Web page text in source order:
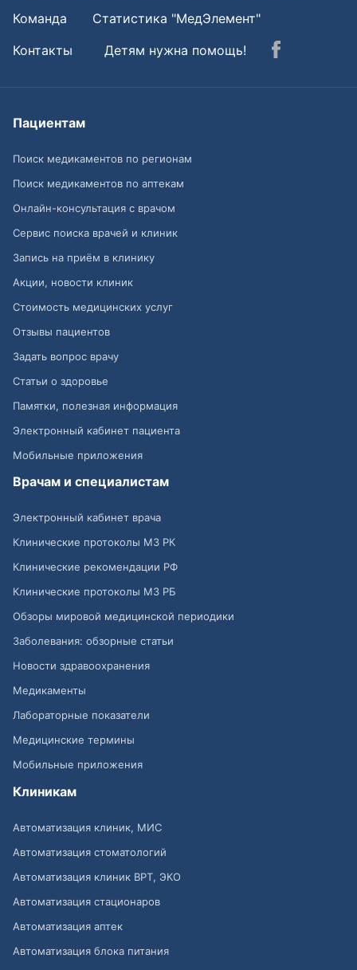
Команда
Статистика "МедЭлемент"
Контакты
Детям нужна помощь!
Пациентам
Поиск медикаментов по регионам
Поиск медикаментов по аптекам
Онлайн-консультация с врачом
Сервис поиска врачей и клиник
Запись на приём в клинику
Акции, новости клиник
Стоимость медицинских услуг
Отзывы пациентов
Задать вопрос врачу
Статьи о здоровье
Памятки, полезная информация
Электронный кабинет пациента
Мобильные приложения
Врачам и специалистам
Электронный кабинет врача
Клинические протоколы МЗ РК
Клинические рекомендации РФ
Клинические протоколы МЗ РБ
Обзоры мировой медицинской периодики
Заболевания: обзорные статьи
Новости здравоохранения
Медикаменты
Лабораторные показатели
Медицинские термины
Мобильные приложения
Клиникам
Автоматизация клиник, МИС
Автоматизация стоматологий
Автоматизация клиник ВРТ, ЭКО
Автоматизация стационаров
Автоматизация аптек
Автоматизация блока питания